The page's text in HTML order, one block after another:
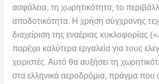
ασφάλεια, τη χωρητικότητα, το
αποδοτικότητα. Η χρήση σύγχρονης
διαχείριση της εναέριας κυκλοφορίας
παρέχει καλύτερα εργαλεία για τους
χειριστές. Αυτό θα αυξήσει τη
στα ελληνικά αεροδρόμια, πράγμα που